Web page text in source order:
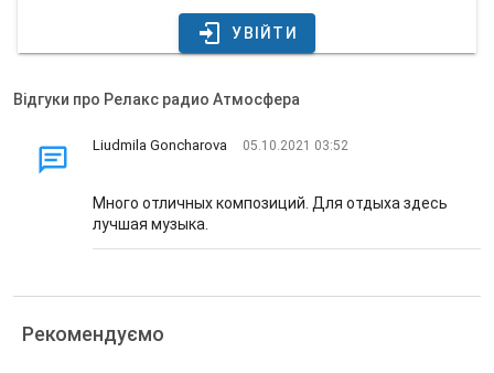
УВІЙТИ
Відгуки про Релакс радио Атмосфера
Liudmila Goncharova 05.10.2021 03:52
Много отличных композиций. Для отдыха здесь
лучшая музыка.
Рекомендуємо